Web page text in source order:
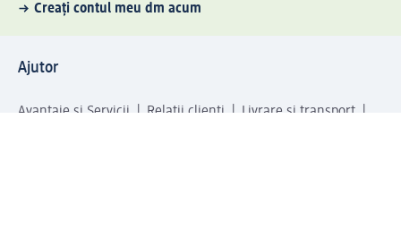
Creați contul meu dm acum
Ajutor
Avantaje și Servicii Relații clienți
Livrare și transport